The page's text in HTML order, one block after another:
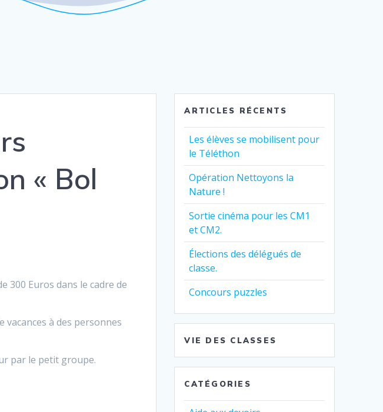
« Bol
300 Euros dans le cadre de
à des personnes
par le petit groupe.
ARTICLES RÉCENTS
Les élèves se mobilisent pour
le Téléthon
Opération Nettoyons la
Nature !
Sortie cinéma pour les CM1
et CM2.
Élections des délégués de
classe.
Concours puzzles
VIE DES CLASSES
CATÉGORIES